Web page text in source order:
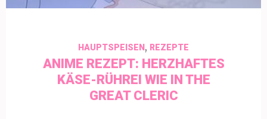
HAUPTSPEISEN , REZEPTE
ANIME REZEPT: HERZHAFTES
KÄSE-RÜHREI WIE IN THE
GREAT CLERIC